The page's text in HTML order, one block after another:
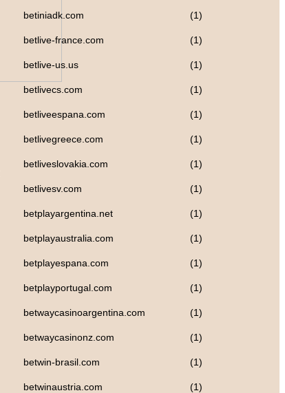
betiniadk.com (1)
betlive-france.com (1)
betlive-us.us (1)
betlivecs.com (1)
betliveespana.com (1)
betlivegreece.com (1)
betliveslovakia.com (1)
betlivesv.com (1)
betplayargentina.net (1)
betplayaustralia.com (1)
betplayespana.com (1)
betplayportugal.com (1)
betwaycasinoargentina.com (1)
betwaycasinonz.com (1)
betwin-brasil.com (1)
betwinaustria.com (1)